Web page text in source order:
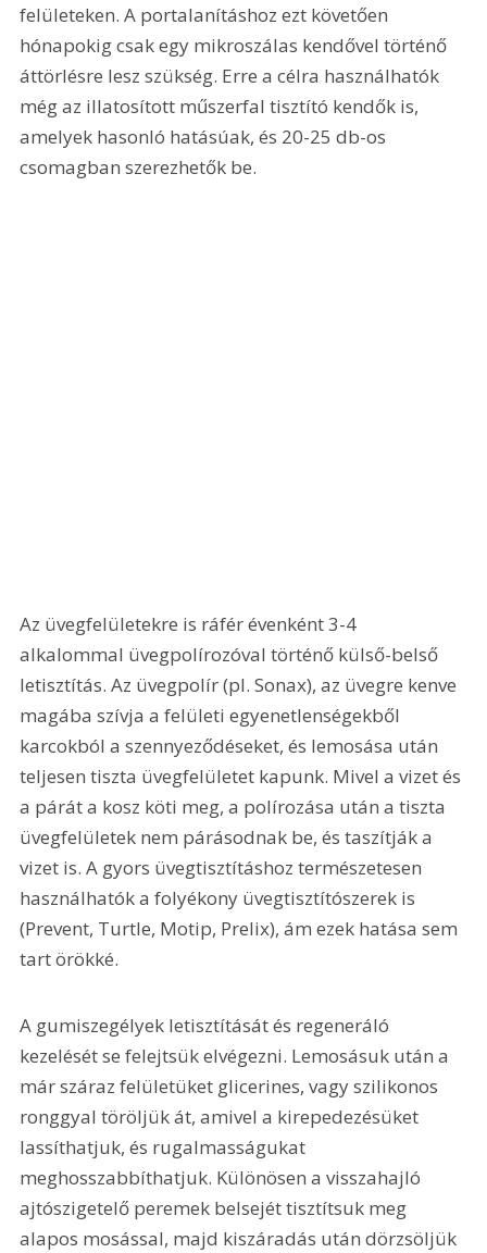
felületeken. A portalanításhoz ezt követően
hónapokig csak egy mikroszálas kendővel történő
áttörlésre lesz szükség. Erre a célra használhatók
még az illatosított műszerfal tisztító kendők is,
amelyek hasonló hatásúak, és 20-25 db-os
csomagban szerezhetők be.
Az üvegfelületekre is ráfér évenként 3-4
alkalommal üvegpolírozóval történő külső-belső
letisztítás. Az üvegpolír (pl. Sonax), az üvegre kenve
magába szívja a felületi egyenetlenségekből
karcokból a szennyeződéseket, és lemosása után
teljesen tiszta üvegfelületet kapunk. Mivel a vizet és
a párát a kosz köti meg, a polírozása után a tiszta
üvegfelületek nem párásodnak be, és taszítják a
vizet is. A gyors üvegtisztításhoz természetesen
használhatók a folyékony üvegtisztítószerek is
(Prevent, Turtle, Motip, Prelix), ám ezek hatása sem
tart örökké.
A gumiszegélyek letisztítását és regeneráló
kezelését se felejtsük elvégezni. Lemosásuk után a
már száraz felületüket glicerines, vagy szilikonos
ronggyal töröljük át, amivel a kirepedezésüket
lassíthatjuk, és rugalmasságukat
meghosszabbíthatjuk. Különösen a visszahajló
ajtószigetelő peremek belsejét tisztítsuk meg
alapos mosással, majd kiszáradás után dörzsöljük